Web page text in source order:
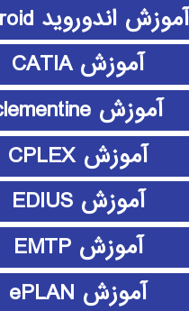
آموزش اندوروید android
آموزش CATIA
آموزش clementine
آموزش CPLEX
آموزش EDIUS
آموزش EMTP
آموزش ePLAN